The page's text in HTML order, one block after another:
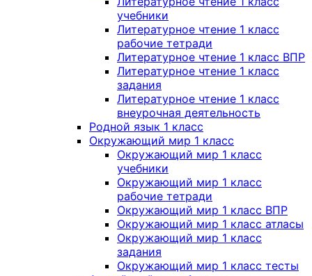
учебники
Литературное чтение 1 класс
рабочие тетради
Литературное чтение 1 класс ВПР
Литературное чтение 1 класс
задания
Литературное чтение 1 класс
внеурочная деятельность
Родной язык 1 класс
Окружающий мир 1 класс
Окружающий мир 1 класс
учебники
Окружающий мир 1 класс
рабочие тетради
Окружающий мир 1 класс ВПР
Окружающий мир 1 класс атласы
Окружающий мир 1 класс
задания
Окружающий мир 1 класс тесты